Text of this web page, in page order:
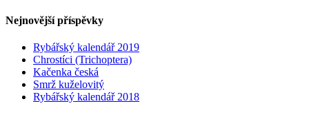
Nejnovější příspěvky
Rybářský kalendář 2019
Chrostíci (Trichoptera)
Kačenka česká
Smrž kuželovitý
Rybářský kalendář 2018